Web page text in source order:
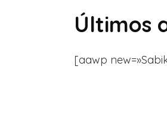
Últimos
[aawp